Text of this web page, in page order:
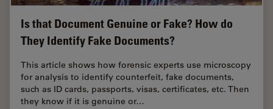
Is that Document Genuine or Fake? How do
They Identify Fake Documents?
This article shows how forensic experts use microscopy
for analysis to identify counterfeit, fake documents,
such as ID cards, passports, visas, certificates, etc. Then
they know if it is genuine or…